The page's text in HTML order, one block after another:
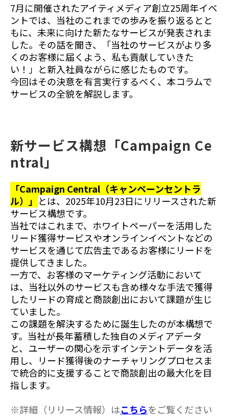
7月に開催されたアイティメディア創立25周年イベ
ントでは、当社のこれまでの歩みを振り返るとと
もに、未来に向けた新たなサービスが発表されま
した。その話を聞き、「当社のサービスがより多
くのお客様に届くよう、私も貢献していきた
い！」と新入社員ながらに感じたものです。
今回はその決意を有言実行するべく、本コラムで
サービスの全貌を解説します。
新サービス構想「Campaign Ce
ntral」
「Campaign Central（キャンペーンセントラ
ル）」 とは、2025年10月23日にリリースされた新
サービス構想です。
当社ではこれまで、ホワイトペーパーを活用した
リード獲得サービスやオンラインイベントなどの
サービスを通じて広告主であるお客様にリードを
提供してきました。
一方で、お客様のマーケティング活動において
は、当社以外のサービスも含め様々な手法で獲得
したリードの育成と商談創出において課題が生じ
ていました。
この課題を解決するために誕生したのが本構想で
す。当社が長年蓄積した独自のメディアデータ
と、ユーザーの関心を示すインテントデータを活
用し、リード獲得後のナーチャリングプロセスま
で統合的に支援することで商談創出の最大化を目
指します。
※詳細（リリース情報）はこちらをご覧ください